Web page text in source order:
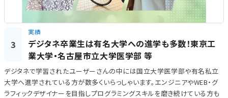
3
実績
デジタネ卒業生は有名大学への進学も多数！東京工
業大学・名古屋市立大学医学部 等
デジタネで学習されたユーザーさんの中には国立大学医​​学部や有名私立
大学へ進学されている方が数多くいらっしゃいます。エンジニアやWEB・グ
ラフィックデザイナーを目指しプログラミングスキルを磨き続けている方も